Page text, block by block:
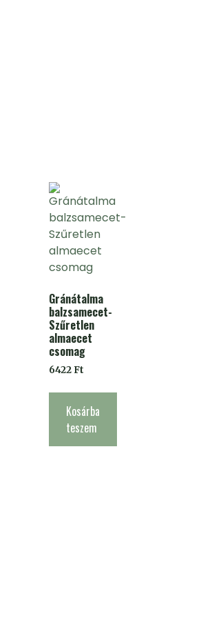
Gránátalma
balzsamecet-
Szűretlen
almaecet
csomag
6422 Ft
Kosárba
teszem